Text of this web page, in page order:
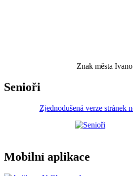
Znak města
Senioři
Zjednodušená verze stránek
Mobilní aplikace